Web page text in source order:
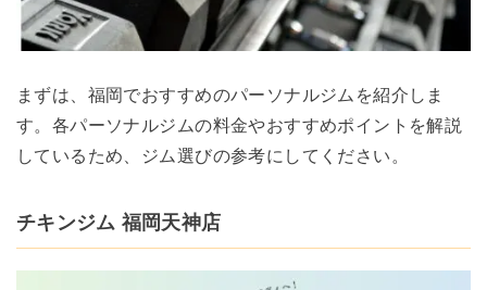
まずは、福岡でおすすめのパーソナルジムを紹介しま
す。各パーソナルジムの料金やおすすめポイントを解説
しているため、ジム選びの参考にしてください。
チキンジム 福岡天神店